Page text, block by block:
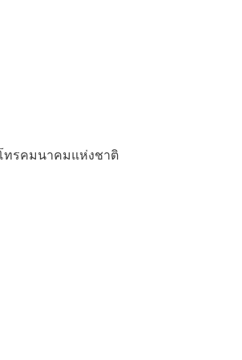
ทรคมนาคมแห่งชาติ